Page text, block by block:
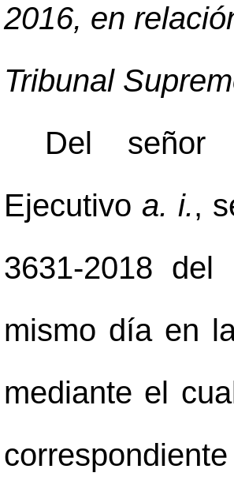
2016, en
Tribunal
Del señor
Ejecutivo a. i.,
3631-2018
mismo día en
mediante el